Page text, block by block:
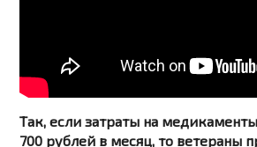
Так, если затраты на
700 рублей в месяц, то ветераны